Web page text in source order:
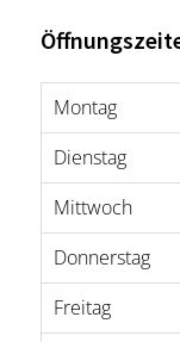
Montag
Dienstag
Mittwoch
Donnerstag
Freitag